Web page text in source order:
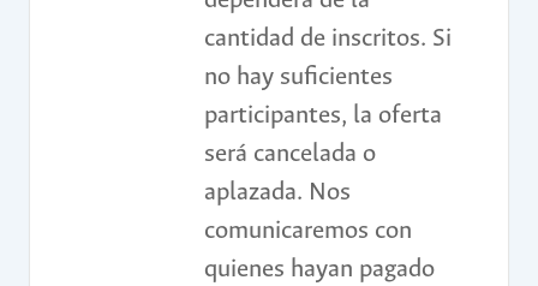
cantidad de inscritos. Si
no hay suficientes
participantes, la oferta
será cancelada o
aplazada. Nos
comunicaremos con
quienes hayan pagado